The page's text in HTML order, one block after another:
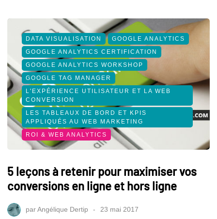
DATA VISUALISATION
GOOGLE ANALYTICS
GOOGLE ANALYTICS CERTIFICATION
GOOGLE ANALYTICS WORKSHOP
GOOGLE TAG MANAGER
L'EXPÉRIENCE UTILISATEUR ET LA WEB
CONVERSION
LES TABLEAUX DE BORD ET KPIS
APPLIQUÉS AU WEB MARKETING
ROI & WEB ANALYTICS
5 leçons à retenir pour maximiser vos
conversions en ligne et hors ligne
parAngélique Dertip 23 mai 2017